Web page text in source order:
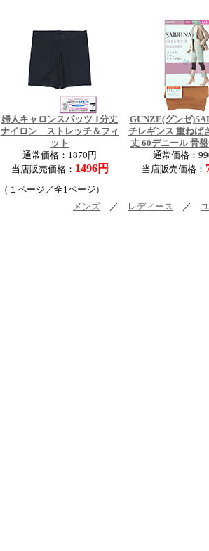
婦人キャロンスパッツ 1分丈
ナイロン ストレッチ＆フィ
ット
通常価格：1870円
当店販売価格： 1496円
GUNZE(グンゼ
チレギンス 重ねば
丈 60デニール 骨
通常価格：
当店販売価格：
（１ページ／全1ページ）
メンズ ／ レディース ／